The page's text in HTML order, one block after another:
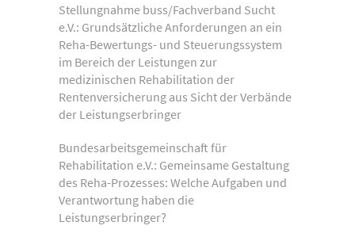
Stellungnahme buss/Fachverband Sucht
e.V.: Grundsätzliche Anforderungen an ein
Reha-Bewertungs- und Steuerungssystem
im Bereich der Leistungen zur
medizinischen Rehabilitation der
Rentenversicherung aus Sicht der Verbände
der Leistungserbringer
Bundesarbeitsgemeinschaft für
Rehabilitation e.V.: Gemeinsame Gestaltung
des Reha-Prozesses: Welche Aufgaben und
Verantwortung haben die
Leistungserbringer?